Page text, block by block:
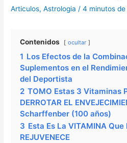
Articulos,Astrologia /4 minutos
Contenidos ocultar
1 Los Efectos de la
Suplementos en el
del Deportista
2 TOMO Estas 3 Vitaminas
DERROTAR EL
Scharffenber (100 años)
3 Esta Es La VITAMINA
REJUVENECE